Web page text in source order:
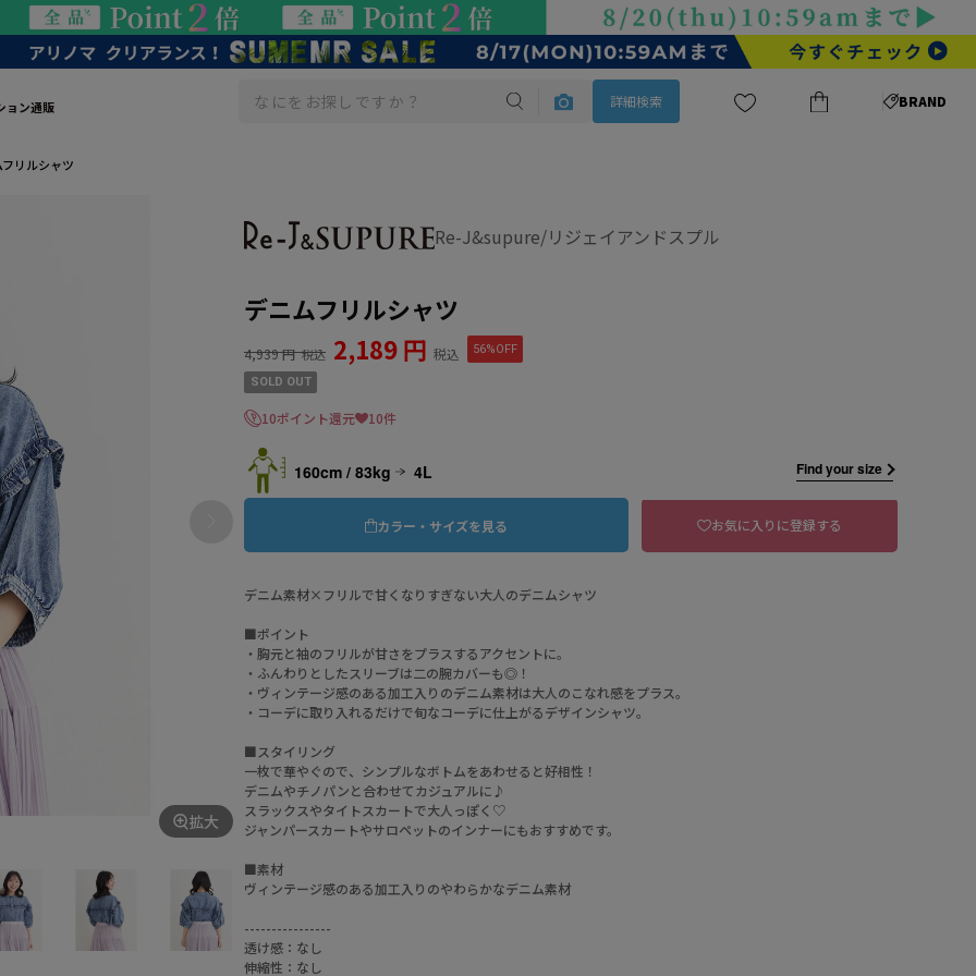
ョン通販 詳細検索 BRAND
リルシャツ
61 青
拡大
Re-J&supure/リジェイアンドスプル
デニムフリルシャツ
4,939 円 税込 2,189 円 税込 56%OFF
SOLD OUT
10ポイント還元 10件
160cm / 83kg 4L Find your size
カラー・サイズを見る お気に入りに登録する
デニム素材×フリルで甘くなりすぎない大人のデニムシャツ
■ポイント
・胸元と袖のフリルが甘さをプラスするアクセントに。
・ふんわりとしたスリーブは二の腕カバーも◎！
・ヴィンテージ感のある加工入りのデニム素材は大人のこなれ感をプラス。
・コーデに取り入れるだけで旬なコーデに仕上がるデザインシャツ。
■スタイリング
一枚で華やぐので、シンプルなボトムをあわせると好相性！
デニムやチノパンと合わせてカジュアルに♪
スラックスやタイトスカートで大人っぽく♡
ジャンパースカートやサロペットのインナーにもおすすめです。
■素材
ヴィンテージ感のある加工入りのやわらかなデニム素材
----------------
透け感：なし
伸縮性：なし